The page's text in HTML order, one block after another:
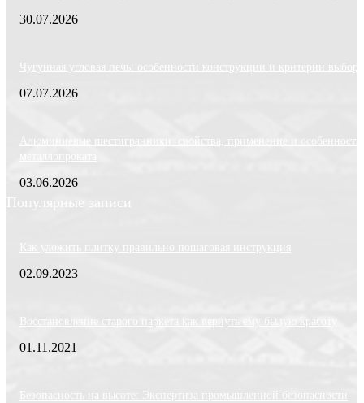
30.07.2026
Чугунная угловая печь: особенности конструкции и критерии выбора
07.07.2026
Алюминиевые шестигранники: свойства, применение и особенности
металлопроката
03.06.2026
Популярные записи
Как уложить плитку правильно пошаговая инструкция
02.09.2023
Восстановление старого паркета как вернуть ему былую красоту
01.11.2021
Безопасность на высоте: Экспертиза промышленной безопасности